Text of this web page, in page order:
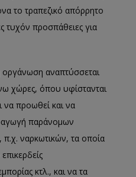
το τραπεζικό απόρρητο
τυχόν προσπάθειες για
οργάνωση αναπτύσσεται
χώρες, όπου υφίστανται
να προωθεί και να
παράνομων
ναρκωτικών, τα οποία
κτλ., και να τα